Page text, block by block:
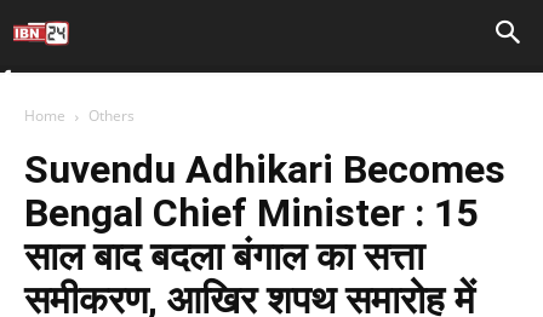
Home Others
Suvendu Adhikari Becomes
Bengal Chief Minister : 15
साल बाद बदला बंगाल का सत्ता
समीकरण, आखिर शपथ समारोह में